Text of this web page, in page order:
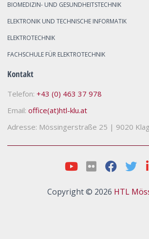
BIOMEDIZIN- UND GESUNDHEITSTECHNIK
ELEKTRONIK UND TECHNISCHE INFORMATIK
ELEKTROTECHNIK
FACHSCHULE FÜR ELEKTROTECHNIK
Kontakt
Telefon: +43 (0) 463 37 978
Email: office(at)htl-klu.at
Adresse: Mössingerstraße 25 | 9020
Copyright © 2026 HTL